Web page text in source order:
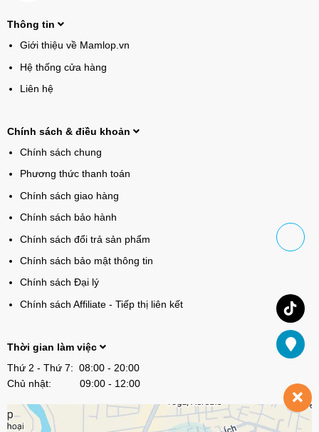
Thông tin
Giới thiệu về Mamlop.vn
Hệ thống cửa hàng
Liên hệ
Chính sách & điều khoản
Chính sách chung
Phương thức thanh toán
Chính sách giao hàng
Chính sách bảo hành
Chính sách đổi trả sản phẩm
Chính sách bảo mật thông tin
Chính sách Đại lý
Chính sách Affiliate - Tiếp thị liên kết
Thời gian làm việc
Thứ 2 - Thứ 7: 08:00 - 20:00
Chủ nhật: 09:00 - 12:00